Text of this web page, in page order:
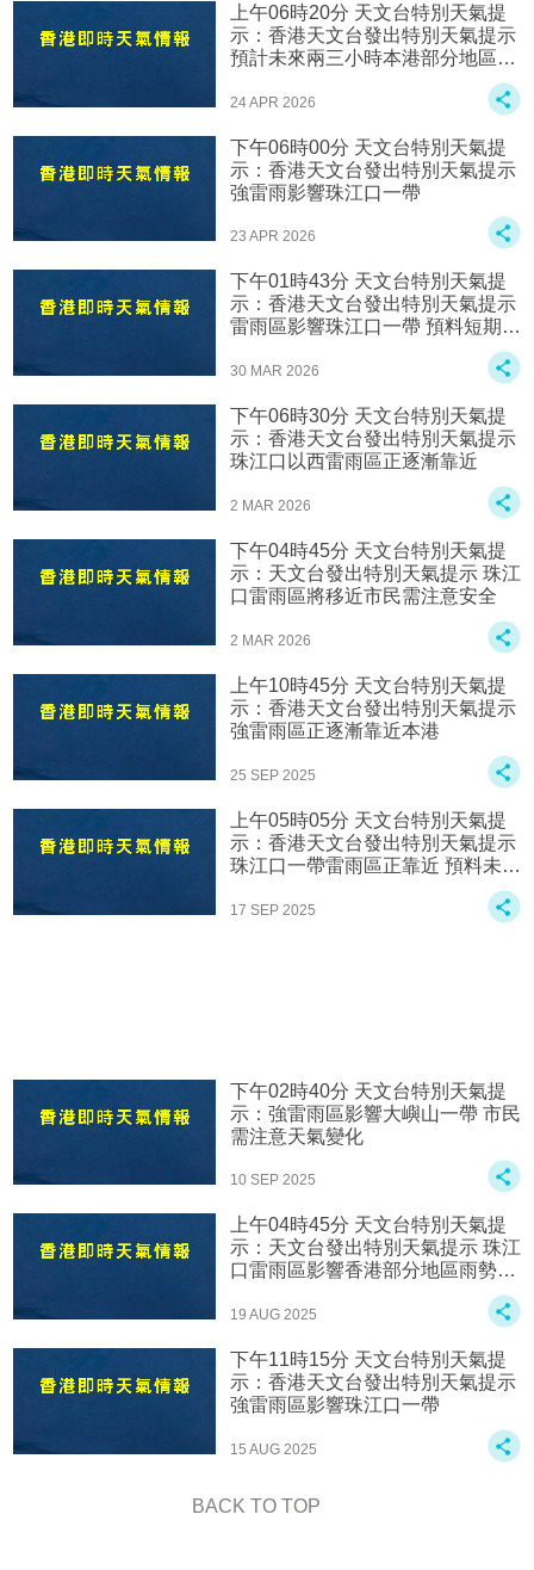
上午06時20分 天文台特別天氣提
示：香港天文台發出特別天氣提示
預計未來兩三小時本港部分地區雨
24 APR 2026
下午06時00分 天文台特別天氣提
示：香港天文台發出特別天氣提示
強雷雨影響珠江口一帶
23 APR 2026
下午01時43分 天文台特別天氣提
示：香港天文台發出特別天氣提示
雷雨區影響珠江口一帶 預料短期內
30 MAR 2026
下午06時30分 天文台特別天氣提
示：香港天文台發出特別天氣提示
珠江口以西雷雨區正逐漸靠近
2 MAR 2026
下午04時45分 天文台特別天氣提
示：天文台發出特別天氣提示 珠江
口雷雨區將移近市民需注意安全
2 MAR 2026
上午10時45分 天文台特別天氣提
示：香港天文台發出特別天氣提示
強雷雨區正逐漸靠近本港
25 SEP 2025
上午05時05分 天文台特別天氣提
示：香港天文台發出特別天氣提示
珠江口一帶雷雨區正靠近 預料未來
17 SEP 2025
下午02時40分 天文台特別天氣提
示：強雷雨區影響大嶼山一帶 市民
需注意天氣變化
10 SEP 2025
上午04時45分 天文台特別天氣提
示：天文台發出特別天氣提示 珠江
口雷雨區影響香港部分地區雨勢頗
19 AUG 2025
下午11時15分 天文台特別天氣提
示：香港天文台發出特別天氣提示
強雷雨區影響珠江口一帶
15 AUG 2025
BACK TO TOP